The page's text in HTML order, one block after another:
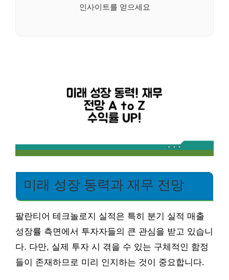
인사이트를 얻으세요
미래 성장 동력과 재무 전망
팔란티어 테크놀로지 실적은 특히 분기 실적 매출
성장률 측면에서 투자자들의 큰 관심을 받고 있습니
다. 다만, 실제 투자 시 겪을 수 있는 구체적인 함정
들이 존재하므로 미리 인지하는 것이 중요합니다.